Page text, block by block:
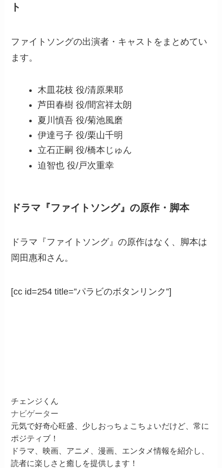
ト
ファイトソングの出演者・キャストをまとめてい
ます。
木皿花枝 役/清原果耶
芦田春樹 役/間宮祥太朗
夏川慎吾 役/菊池風磨
伊達弓子 役/栗山千明
立石正嗣 役/橋本じゅん
迫智也 役/戸次重幸
ドラマ『ファイトソング』の原作・脚本
ドラマ『ファイトソング』の原作はなく、脚本は
岡田惠和さん。
[cc id=254 title=”パラビのボタンリンク”]
チェンジくん
ナビゲーター
元気で好奇心旺盛、少しおっちょこちょいだけど、常に
ポジティブ！
ドラマ、映画、アニメ、漫画、エンタメ情報を紹介し、
読者に楽しさと癒しを提供します！